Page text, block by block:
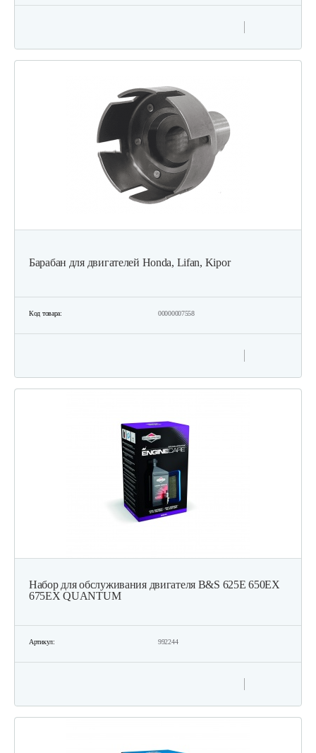
Барабан для двигателей Honda, Lifan, Kipor
Код товара: 00000007558
Набор для обслуживания двигателя B&S 625E 650EX
675EX QUANTUM
Артикул: 992244